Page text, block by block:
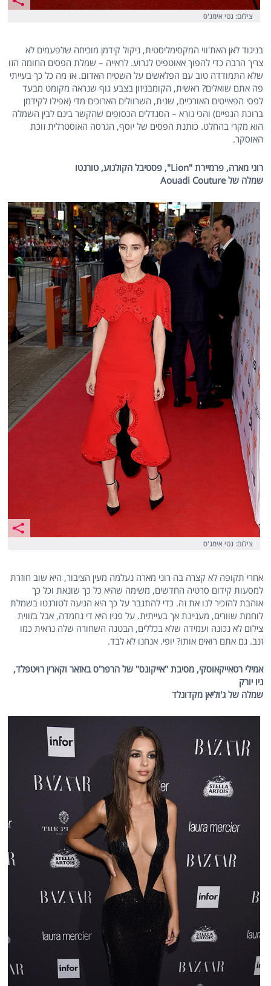
צילום: גטי אימג'ס
בניגוד לאן האת'ווי המקסימליסטית, ניקול קידמן מוכיחה שלפעמים לא
צריך הרבה כדי להפוך אאוטפיט לגרוע. לראייה – שמלת הפסים החומה הזו
שלא התמודדה טוב עם הפלאשים על השטיח האדום. אז מה כל כך בעייתי
פה אתם שואלים? ראשית, הקומבניזון בצבע גוף שנראה מקומט מבעד
לפסי הפאייטים האורכיים, שנית, השרוולים הארוכים מדי (אפילו לקידמן
ברוכת הגפיים) והכי נורא – הסנדלים הכסופים שהקשר בינם לבין השמלה
הוא מקרי בהחלט. כותנת הפסים של יוסף, הגרסה האוסטרלית זוכת
האוסקר.
רוני מארה, פרמיירת "Lion", פסטיבל הקולנוע, טורנטו
שמלה שלAouadi Couture
צילום: גטי אימג'ס
אחרי תקופה לא קצרה בה רוני מארה נעלמה מעין הציבור, היא שוב חוזרת
למסעות קידום סרטיה החדשים, משימה שהיא כל כך שונאת וכל כך
אוהבת להזכיר לנו את זה. כדי להתגבר על כך היא הגיעה לטורנטו בשמלת
לוחמת שוורים, מעניינת אך בעייתית. על פניו היא די נחמדה, אבל בזווית
צילום לא נכונה ועמידה שלא בכללים, הבטנה השחורה שלה נראית כמו
זנב. גם אתם רואים אותו? יופי. אנחנו לא לבד.
אמילי רטאייקאוסקי,מסיבת "אייקונס" של הרפר'ס באזאר וקארין רויטפלד,
ניו יורק
שמלה של ג'וליאן מקדונלד